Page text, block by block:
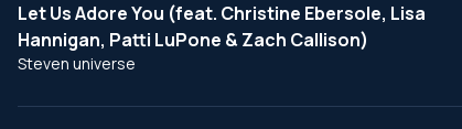
Let Us Adore You (feat. Christine Ebersole, Lisa
Hannigan, Patti LuPone & Zach Callison)
Steven universe